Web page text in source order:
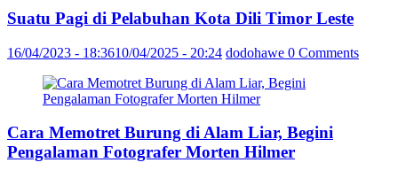
Suatu Pagi di Pelabuhan Kota Dili Timor Leste
16/04/2023 - 18:3610/04/2025 - 20:24 dodohawe 0 Comments
Cara Memotret Burung di Alam Liar, Begini
Pengalaman Fotografer Morten Hilmer